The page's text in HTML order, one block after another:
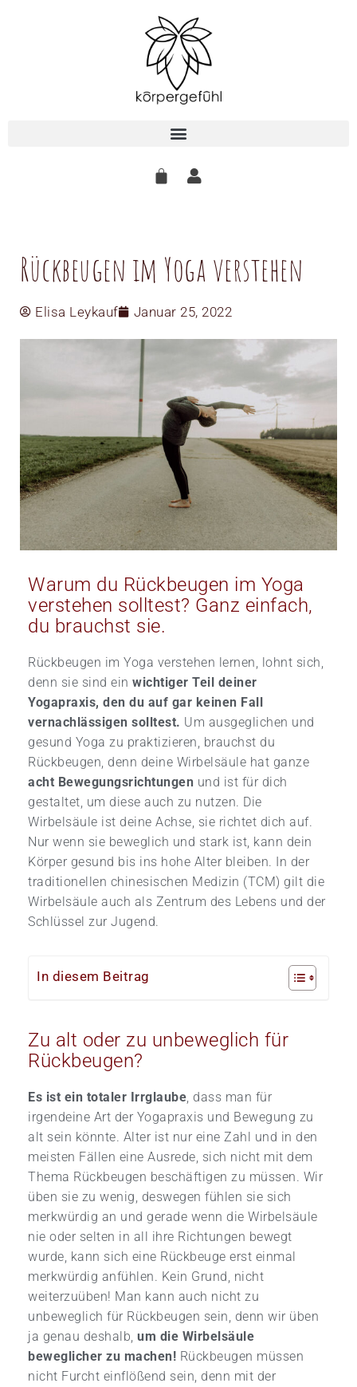
Rückbeugen im Yoga verstehen
Elisa Leykauf Januar 25, 2022
Warum du Rückbeugen im Yoga
verstehen solltest? Ganz einfach,
du brauchst sie.
Rückbeugen im Yoga verstehen lernen, lohnt sich,
denn sie sind ein wichtiger Teil deiner
Yogapraxis, den du auf gar keinen Fall
vernachlässigen solltest. Um ausgeglichen und
gesund Yoga zu praktizieren, brauchst du
Rückbeugen, denn deine Wirbelsäule hat ganze
acht Bewegungsrichtungen und ist für dich
gestaltet, um diese auch zu nutzen. Die
Wirbelsäule ist deine Achse, sie richtet dich auf.
Nur wenn sie beweglich und stark ist, kann dein
Körper gesund bis ins hohe Alter bleiben. In der
traditionellen chinesischen Medizin (TCM) gilt die
Wirbelsäule auch als Zentrum des Lebens und der
Schlüssel zur Jugend.
In diesem Beitrag
Zu alt oder zu unbeweglich für
Rückbeugen?
Es ist ein totaler Irrglaube, dass man für
irgendeine Art der Yogapraxis und Bewegung zu
alt sein könnte. Alter ist nur eine Zahl und in den
meisten Fällen eine Ausrede, sich nicht mit dem
Thema Rückbeugen beschäftigen zu müssen. Wir
üben sie zu wenig, deswegen fühlen sie sich
merkwürdig an und gerade wenn die Wirbelsäule
nie oder selten in all ihre Richtungen bewegt
wurde, kann sich eine Rückbeuge erst einmal
merkwürdig anfühlen. Kein Grund, nicht
weiterzuüben! Man kann auch nicht zu
unbeweglich für Rückbeugen sein, denn wir üben
ja genau deshalb, um die Wirbelsäule
beweglicher zu machen! Rückbeugen müssen
nicht Furcht einflößend sein, denn mit der